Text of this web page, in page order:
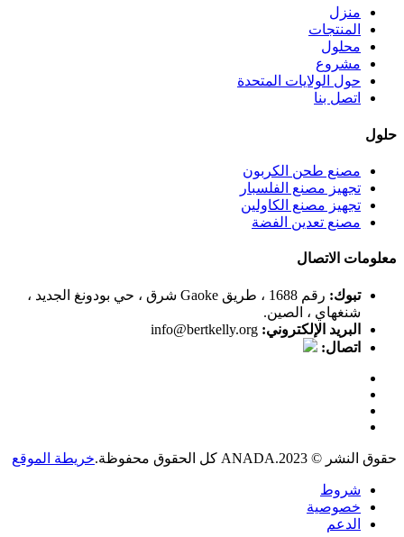
منزل
المنتجات
محلول
مشروع
حول الولايات المتحدة
اتصل بنا
حلول
مصنع طحن الكربون
تجهيز مصنع الفلسبار
تجهيز مصنع الكاولين
مصنع تعدين الفضة
معلومات الاتصال
تبوك:
رقم 1688 ، طريق Gaoke شرق ، حي بودونغ الجديد ،
شنغهاي ، الصين.
البريد الإلكتروني: info@bertkelly.org
اتصال:
حقوق النشر © 2023.ANADA كل الحقوق محفوظة. خريطة الموقع
شروط
خصوصية
الدعم